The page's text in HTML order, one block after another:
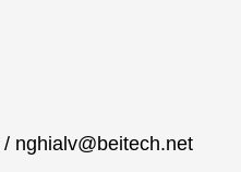
/ nghialv@beitech.net